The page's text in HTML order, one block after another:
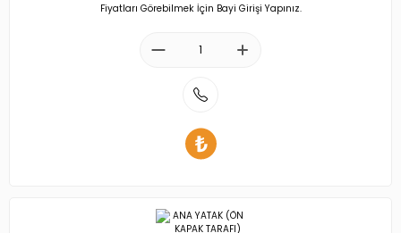
Fiyatları Görebilmek İçin Bayi Girişi Yapınız.